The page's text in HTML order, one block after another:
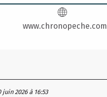
www.chronopeche.com
2026 à 16:53